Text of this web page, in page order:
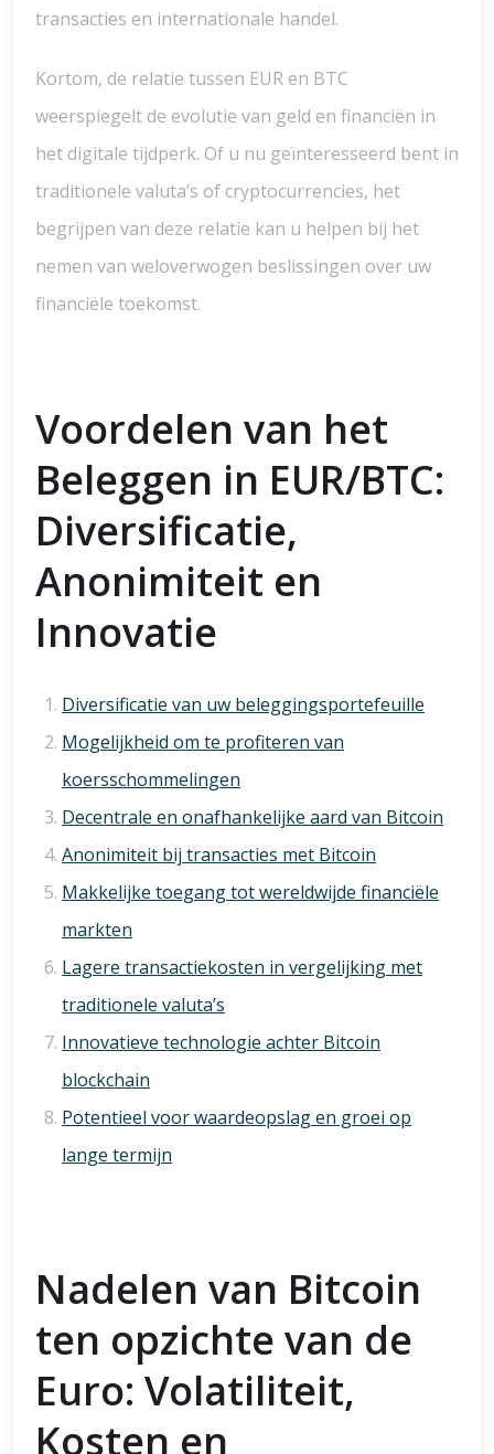
transacties en internationale handel.
Kortom, de relatie tussen EUR en BTC
weerspiegelt de evolutie van geld en financiën in
het digitale tijdperk. Of u nu geïnteresseerd bent in
traditionele valuta’s of cryptocurrencies, het
begrijpen van deze relatie kan u helpen bij het
nemen van weloverwogen beslissingen over uw
financiële toekomst.
Voordelen van het
Beleggen in EUR/BTC:
Diversificatie,
Anonimiteit en
Innovatie
Diversificatie van uw beleggingsportefeuille
Mogelijkheid om te profiteren van
koersschommelingen
Decentrale en onafhankelijke aard van Bitcoin
Anonimiteit bij transacties met Bitcoin
Makkelijke toegang tot wereldwijde financiële
markten
Lagere transactiekosten in vergelijking met
traditionele valuta’s
Innovatieve technologie achter Bitcoin
blockchain
Potentieel voor waardeopslag en groei op
lange termijn
Nadelen van Bitcoin
ten opzichte van de
Euro: Volatiliteit,
Kosten en